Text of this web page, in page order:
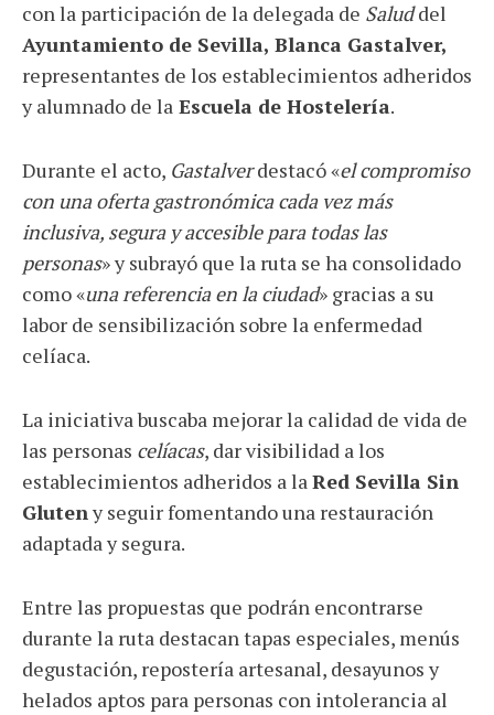
con la participación de la delegada de Saluddel
Ayuntamiento de Sevilla, Blanca Gastalver,
representantes de los establecimientos adheridos
y alumnado de la Escuela de Hostelería.
Durante el acto, Gastalverdestacó «el compromiso
con una oferta gastronómica cada vez más
inclusiva, segura y accesible para todas las
personas» y subrayó que la ruta se ha consolidado
como «una referencia en la ciudad» gracias a su
labor de sensibilización sobre la enfermedad
celíaca.
La iniciativa buscaba mejorar la calidad de vida de
las personas celíacas, dar visibilidad a los
establecimientos adheridos a la Red Sevilla Sin
Gluten y seguir fomentando una restauración
adaptada y segura.
Entre las propuestas que podrán encontrarse
durante la ruta destacan tapas especiales, menús
degustación, repostería artesanal, desayunos y
helados aptos para personas con intolerancia al